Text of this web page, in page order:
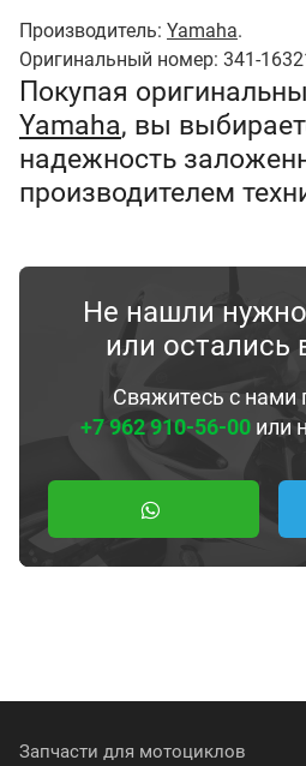
Производитель: Yamaha.
Оригинальный номер: 341-
Покупая
Yamaha, вы
надежность
производителем
Не нашли
или остались
Свяжитесь с нами
+7 962 910-56-00или
Запчасти для мотоциклов